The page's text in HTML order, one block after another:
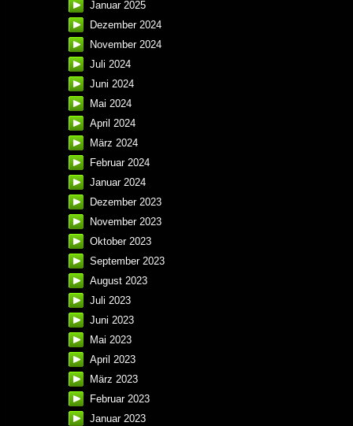
Januar 2025
Dezember 2024
November 2024
Juli 2024
Juni 2024
Mai 2024
April 2024
März 2024
Februar 2024
Januar 2024
Dezember 2023
November 2023
Oktober 2023
September 2023
August 2023
Juli 2023
Juni 2023
Mai 2023
April 2023
März 2023
Februar 2023
Januar 2023